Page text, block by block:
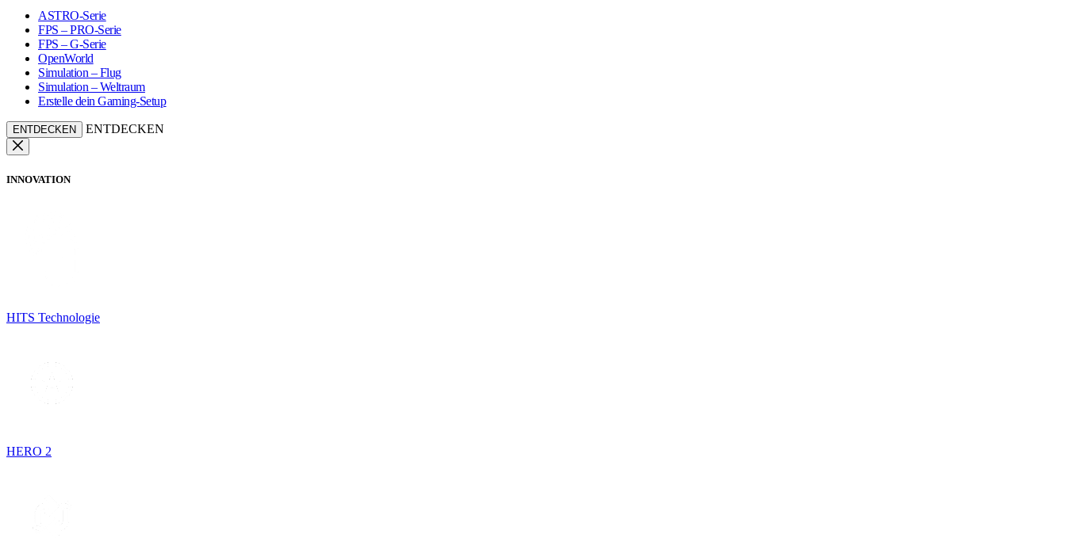
ASTRO-Serie
FPS – PRO-Serie
FPS – G-Serie
OpenWorld
Simulation – Flug
Simulation – Weltraum
Erstelle dein Gaming-Setup
ENTDECKEN ENTDECKEN
INNOVATION
HITS Technologie
HERO 2